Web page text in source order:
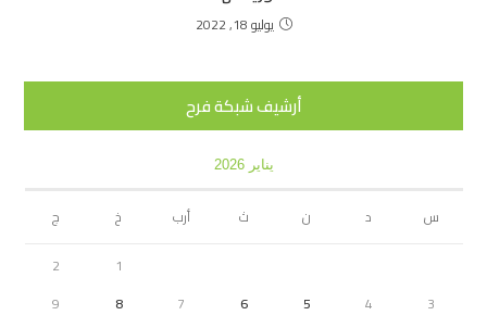
يوليو 18, 2022
أرشيف شبكة فرح
يناير 2026
س د ن ث أرب خ
ج
1
2
3
4
5
6
7
8
9